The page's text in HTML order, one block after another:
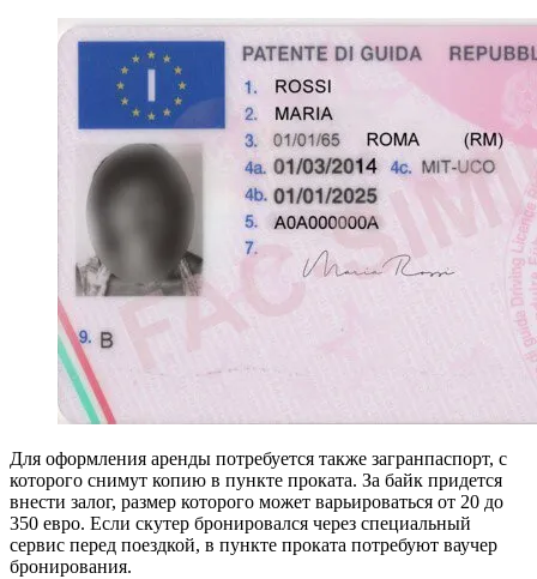
Для оформления аренды потребуется также загранпаспорт, с
которого снимут копию в пункте проката. За байк придется
внести залог, размер которого может варьироваться от 20 до
350 евро. Если скутер бронировался через специальный
сервис перед поездкой, в пункте проката потребуют ваучер
бронирования.